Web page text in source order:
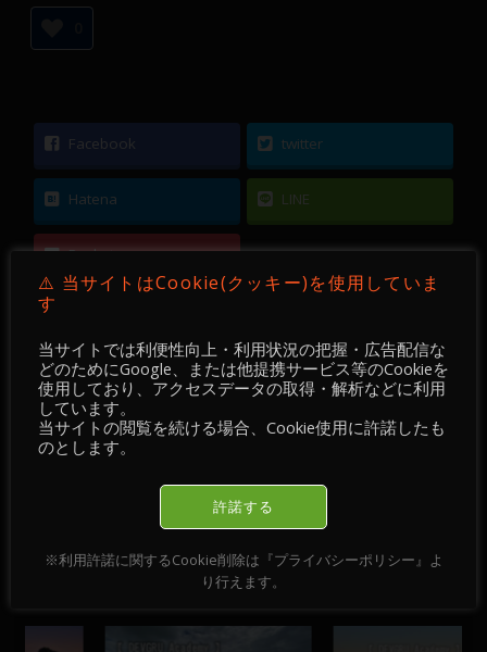
Facebook twitter
Hatena LINE
Pocket
←【FX】2021-02-12 ／ GBPUSD・GBPJPY／ 4
時間足／23:00 現在
おすすめ記事
⚠️ 当サイトはCookie(クッキー)を使用していま
す
当サイトでは利便性向上・利用状況の把握・広告配信な
どのためにGoogle、または他提携サービス等のCookieを
使用しており、アクセスデータの取得・解析などに利用
しています。
当サイトの閲覧を続ける場合、Cookie使用に許諾したも
のとします。
許諾する
※利用許諾に関するCookie削除は『プライバシーポリシー』よ
り行えます。